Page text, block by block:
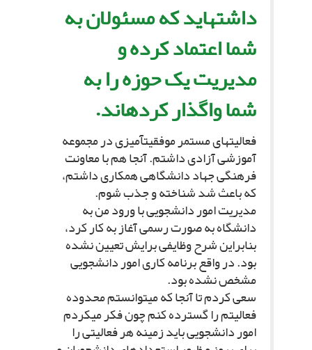
داشته‏اید که مسئولان به
شما اعتماد کرده و
مدیریت یک حوزه را به
شما واگذار کرده‏اند.
فعالیت‏هاى مستمر موفقیت‏آمیزى در مجموعه
آموزشى آزادى داشتم. آنجا هم با معاونت
فرهنگى جهاد دانشگاهى همکارى داشتم،
که باعث شد شناخته و جذب شوم.
مدیریت امور دانشجویى با ورود من به
دانشگاه به صورت رسمى آغاز به کار کرد،
بنابراین شرح وظایفى برایش تعیین نشده
بود. در واقع برنامه کارى امور دانشجویى
مشخص نشده بود.
سعى کردم تا آنجا که مى‏توانستم محدوده
فعالیتم را گسترده کنم چون فکر مى‏کردم
امور دانشجویى باید زمینه هر فعالیتى را